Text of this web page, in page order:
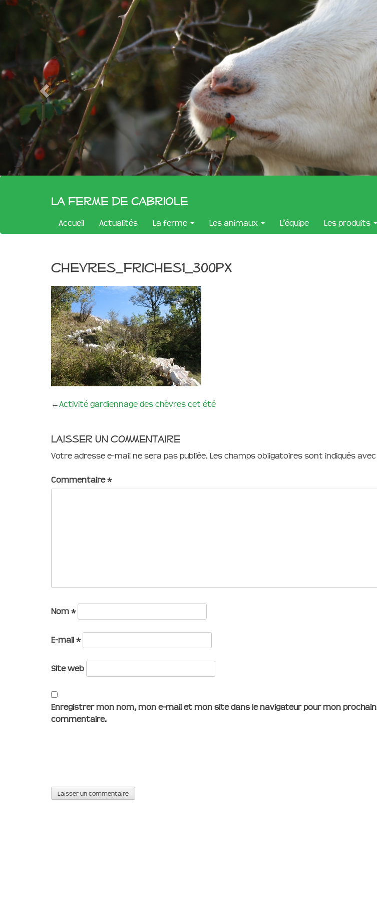
La Ferme de Cabriole
Accueil Actualités La ferme Les animaux L’équipe Les produits
chevres_friches1_300px
←Activité gardiennage des chèvres cet été
Laisser un commentaire
Votre adresse e-mail ne sera pas publiée. Les champs obligatoires sont indiqués avec
Commentaire*
Nom *
E-mail *
Site web
Enregistrer mon nom, mon e-mail et mon site dans le navigateur pour mon prochain
commentaire.